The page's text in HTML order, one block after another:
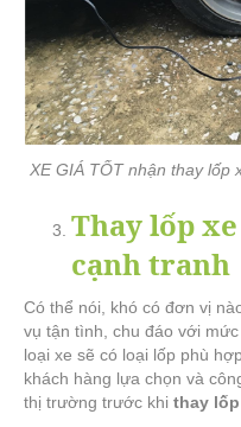
XE GIÁ TỐT nhận thay lốp
Thay lốp
cạnh tranh
Có thể nói, khó có đơn vị
vụ tận tình, chu đáo với
loại xe sẽ có loại lốp phù
khách hàng lựa chọn và
thị trường trước khi thay